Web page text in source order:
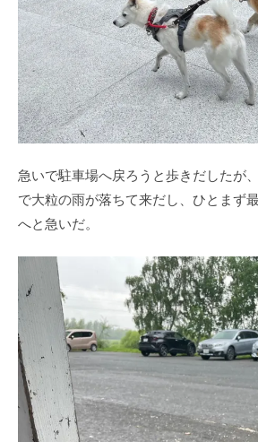
急いで駐車場へ戻ろうと歩きだしたが
で大粒の雨が落ちて来だし、ひとまず
へと急いだ。